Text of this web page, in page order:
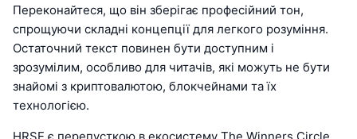
Переконайтеся, що він зберігає професійний тон,
спрощуючи складні концепції для легкого розуміння.
Остаточний текст повинен бути доступним і
зрозумілим, особливо для читачів, які можуть не бути
знайомі з криптовалютою, блокчейнами та їх
технологією.